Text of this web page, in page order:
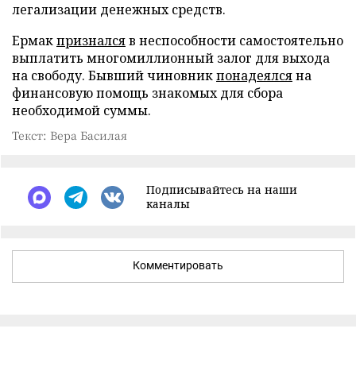
легализации денежных средств.
Ермакпризналсяв неспособности самостоятельно
выплатить многомиллионный залог для выхода
на свободу. Бывший чиновникпонадеялсяна
финансовую помощь знакомых для сбора
необходимой суммы.
Текст: Вера Басилая
Подписывайтесь на наши
каналы
Комментировать